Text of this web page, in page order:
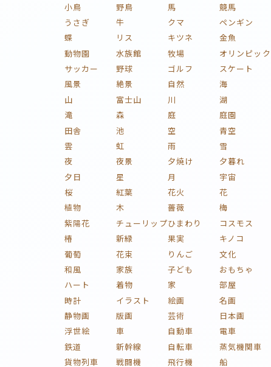
小鳥
野鳥 馬
競馬
うさぎ
牛 クマ
ペンギン
蝶
リス キツネ
金魚
動物園
水族館 牧場
オリンピック
サッカー
野球 ゴルフ
スケート
風景
絶景 自然
海
山
富士山 川
湖
滝
森 庭
庭園
田舎
池 空
青空
雲
虹 雨
雪
夜
夜景 夕焼け
夕暮れ
夕日
星 月
宇宙
桜
紅葉 花火
花
植物
木 薔薇
梅
紫陽花
チューリップひまわり
コスモス
椿
新緑 果実
キノコ
葡萄
花束 りんご
文化
和風
家族 子ども
おもちゃ
ハート
着物 家
部屋
時計
イラスト 絵画
名画
静物画
版画 芸術
日本画
浮世絵
車 自動車
電車
鉄道
新幹線 自転車
蒸気機関車
貨物列車
戦闘機 飛行機
船